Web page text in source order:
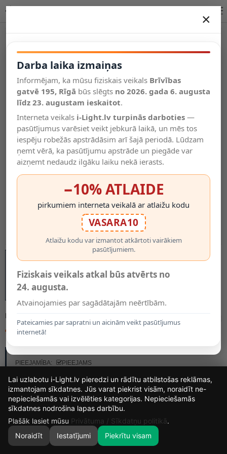
Salīdzināt
Vēlmju
saraksts
Valodas
0
-25%
MODELIS:
4.85€ 6.49€
PIEEJAMĪBA:
PIEEJAMS
×
Darba laika izmaiņas
Informējam, ka mūsu fiziskais veikals Brīvības
gatvē 195, Rīgā būs slēgts no 2026. gada 6. augusta
līdz 23. augustam ieskaitot.
Interneta veikals i-Light.lv turpinās darboties —
pasūtījumus varēsiet veikt jebkurā laikā, un mēs tos
iespēju robežās apstrādāsim arī šajā periodā. Lūdzam
ņemt vērā, ka pasūtījumu apstrāde un piegāde var
aizņemt nedaudz ilgāku laiku nekā ierasts.
−10% ATLAIDE
pirkumiem interneta veikalā ar atlaižu kodu
VASARA10
Atlaižu kodu var izmantot atkārtoti vairākiem
pasūtījumiem.
Fiziskais veikals atkal būs atvērts no
24. augusta.
Atvainojamies par sagādātajām neērtībām.
Pateicamies par sapratni un aicinām veikt pasūtījumus
internetā!
13
DIENAS
8
STUNDAS
55
MIN.
46
Lai uzlabotu i-Light.lv pieredzi un rādītu atbilstošas reklāmas,
izmantojam sīkdatnes. Jūs varat piekrist visām, noraidīt ne-
nepieciešamās vai izvēlēties kategorijas. Nepieciešamās
sīkdatnes nodrošina lapas darbību.
Plašāk lasiet mūsu Privātuma / Sīkdatņu politikā.
Noraidīt
Iestatījumi Piekrītu visam